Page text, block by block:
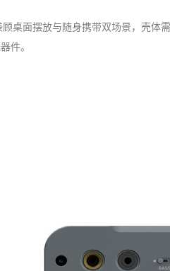
桌面摆放与随身携带双场景，壳体
件。